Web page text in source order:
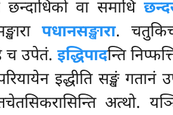
वा समाधि
पधानसङ्खारा.
च उपेतं. इद्धिपादन्ति
इद्धीति सङ्खं गतानं
अत्थो.